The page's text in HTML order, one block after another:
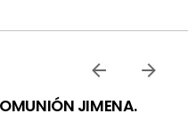
JIMENA.